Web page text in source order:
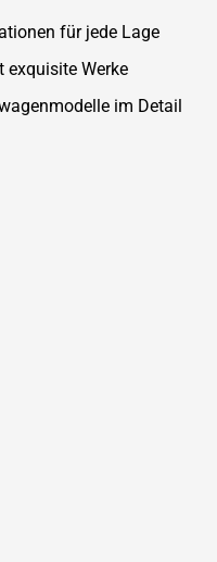
für jede Lage
exquisite Werke
im Detail